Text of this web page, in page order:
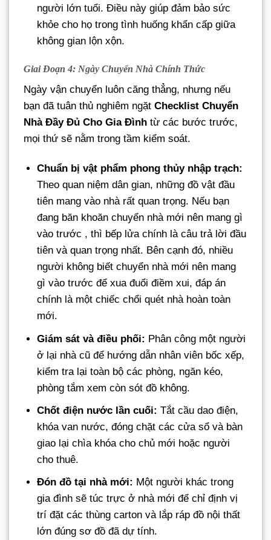
người lớn tuổi. Điều này giúp đảm bảo sức
khỏe cho họ trong tình huống khẩn cấp giữa
không gian lộn xộn.
Giai Đoạn 4: Ngày Chuyển Nhà Chính Thức
Ngày vận chuyển luôn căng thẳng, nhưng nếu
bạn đã tuân thủ nghiêm ngặt Checklist Chuyển
Nhà Đầy Đủ Cho Gia Đình từ các bước trước,
mọi thứ sẽ nằm trong tầm kiểm soát.
Chuẩn bị vật phẩm phong thủy nhập trạch:
Theo quan niệm dân gian, những đồ vật đầu
tiên mang vào nhà rất quan trọng. Nếu bạn
đang băn khoăn chuyển nhà mới nên mang gì
vào trước , thì bếp lửa chính là câu trả lời đầu
tiên và quan trọng nhất. Bên cạnh đó, nhiều
người không biết chuyển nhà mới nên mang
gì vào trước để xua đuổi điềm xui, đáp án
chính là một chiếc chổi quét nhà hoàn toàn
mới.
Giám sát và điều phối: Phân công một người
ở lại nhà cũ để hướng dẫn nhân viên bốc xếp,
kiểm tra lại toàn bộ các phòng, ngăn kéo,
phòng tắm xem còn sót đồ không.
Chốt điện nước lần cuối: Tắt cầu dao điện,
khóa van nước, đóng chặt các cửa sổ và bàn
giao lại chìa khóa cho chủ mới hoặc người
cho thuê.
Đón đồ tại nhà mới: Một người khác trong
gia đình sẽ túc trực ở nhà mới để chỉ định vị
trí đặt các thùng carton và lắp ráp đồ nội thất
lớn đúng sơ đồ đã dự tính.